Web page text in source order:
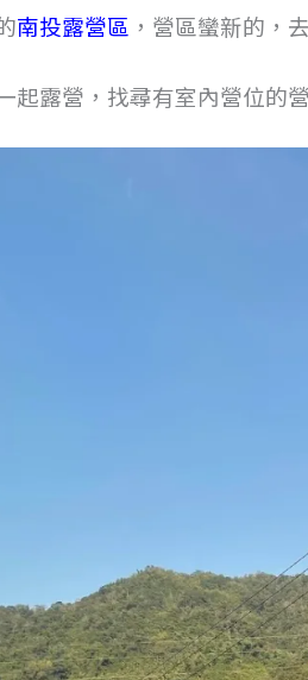
南投露營區 ，營區蠻新的，
起露營，找尋有室內營位的